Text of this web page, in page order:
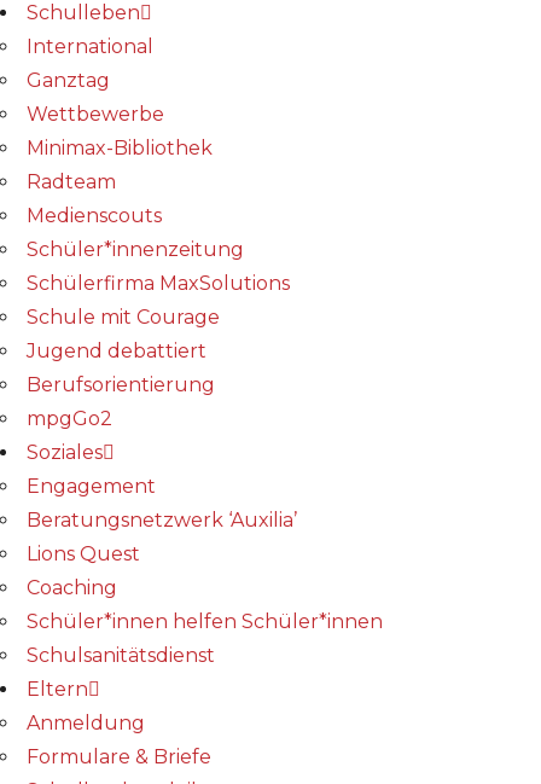
Schulleben
International
Ganztag
Wettbewerbe
Minimax-Bibliothek​
Radteam
Medienscouts
Schüler*innenzeitung
Schülerfirma MaxSolutions
Schule mit Courage
Jugend debattiert
Berufsorientierung
mpgGo2
Soziales
Engagement
Beratungsnetzwerk ‘Auxilia’
Lions Quest
Coaching
Schüler*innen helfen Schüler*innen
Schulsanitätsdienst
Eltern
Anmeldung
Formulare & Briefe